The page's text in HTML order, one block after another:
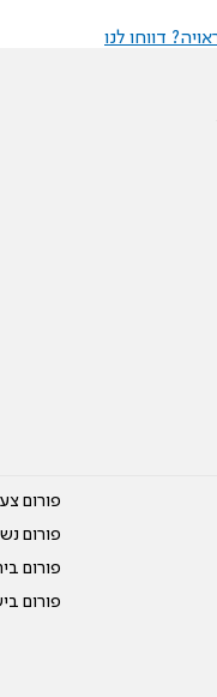
דווחו לנו
פורום
פורום
פורום
פורום